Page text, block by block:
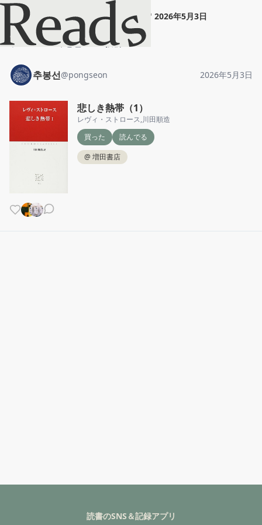
추봉선" 悲しき熱帯（1） " 2026年5月3日
ホーム 추봉선 投稿
추봉선@pongseon 2026年5月3日
悲しき熱帯（1）
レヴィ・ストロース,川田順造
買った
読んでる
@ 増田書店
読書のSNS＆記録アプリ